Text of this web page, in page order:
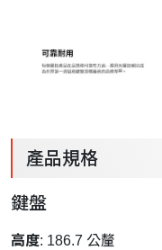
產品規格
鍵盤
高度: 186.7 公釐